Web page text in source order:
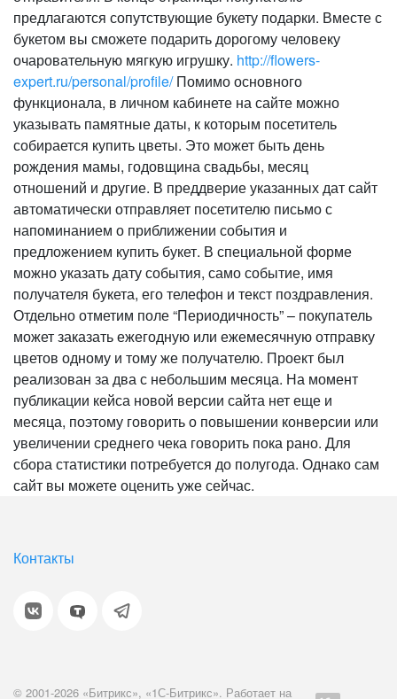
предлагаются сопутствующие букету подарки. Вместе с
букетом вы сможете подарить дорогому человеку
очаровательную мягкую игрушку. http://flowers-
expert.ru/personal/profile/Помимо основного
функционала, в личном кабинете на сайте можно
указывать памятные даты, к которым посетитель
собирается купить цветы. Это может быть день
рождения мамы, годовщина свадьбы, месяц
отношений и другие. В преддверие указанных дат сайт
автоматически отправляет посетителю письмо с
напоминанием о приближении события и
предложением купить букет. В специальной форме
можно указать дату события, само событие, имя
получателя букета, его телефон и текст поздравления.
Отдельно отметим поле “Периодичность” – покупатель
может заказать ежегодную или ежемесячную отправку
цветов одному и тому же получателю. Проект был
реализован за два с небольшим месяца. На момент
публикации кейса новой версии сайта нет еще и
месяца, поэтому говорить о повышении конверсии или
увеличении среднего чека говорить пока рано. Для
сбора статистики потребуется до полугода. Однако сам
сайт вы можете оценить уже сейчас.
Контакты
© 2001-2026 «Битрикс», «1С-Битрикс». Работает на